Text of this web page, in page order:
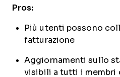
Pros:
Più utenti possono
fatturazione
Aggiornamenti sullo
visibili a tutti i membri